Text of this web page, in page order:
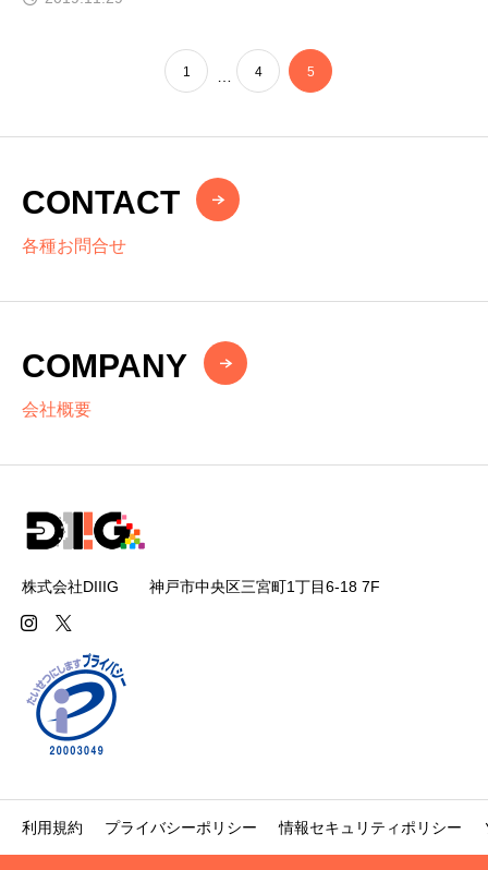
1 4 5
CONTACT
各種お問合せ
COMPANY
会社概要
株式会社DIIIG 神戸市中央区三宮町1丁目6-18 7F
利用規約 プライバシーポリシー 情報セキュリティポリシー